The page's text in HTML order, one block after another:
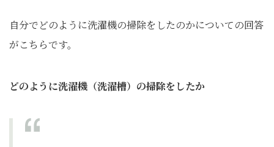
自分でどのように洗濯機の掃除をしたのかについての回答
がこちらです。
どのように洗濯機（洗濯槽）の掃除をしたか